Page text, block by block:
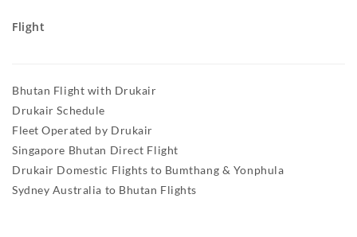
Flight
Bhutan Flight with Drukair
Drukair Schedule
Fleet Operated by Drukair
Singapore Bhutan Direct Flight
Drukair Domestic Flights to Bumthang & Yonphula
Sydney Australia to Bhutan Flights